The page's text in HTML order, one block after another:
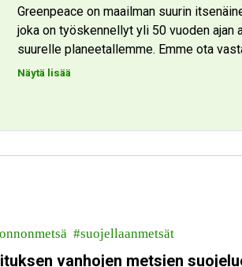
Greenpeace on maailman suurin
joka on työskennellyt yli 50 vuoden ajan
suurelle planeetallemme. Emme ota
Näytä lisää
suojellaanmetsät
vanhojen metsien